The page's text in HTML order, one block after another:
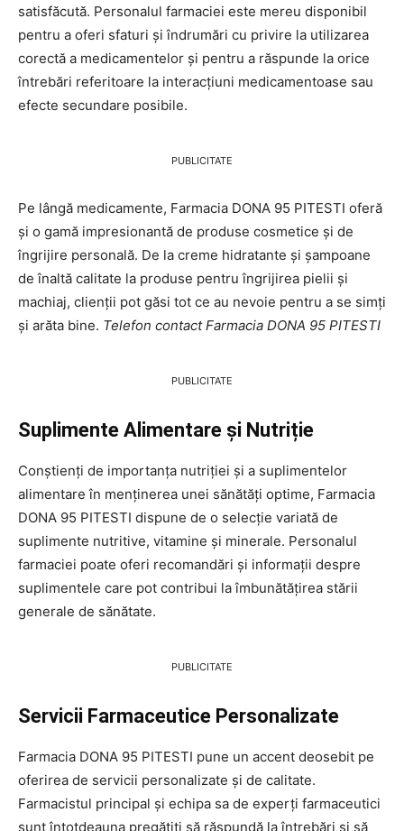
satisfăcută. Personalul farmaciei este mereu disponibil
pentru a oferi sfaturi și îndrumări cu privire la utilizarea
corectă a medicamentelor și pentru a răspunde la orice
întrebări referitoare la interacțiuni medicamentoase sau
efecte secundare posibile.
PUBLICITATE
Pe lângă medicamente, Farmacia DONA 95 PITESTI oferă
și o gamă impresionantă de produse cosmetice și de
îngrijire personală. De la creme hidratante și șampoane
de înaltă calitate la produse pentru îngrijirea pielii și
machiaj, clienții pot găsi tot ce au nevoie pentru a se simți
și arăta bine. Telefon contact Farmacia DONA 95 PITESTI
PUBLICITATE
Suplimente Alimentare și Nutriție
Conștienți de importanța nutriției și a suplimentelor
alimentare în menținerea unei sănătăți optime, Farmacia
DONA 95 PITESTI dispune de o selecție variată de
suplimente nutritive, vitamine și minerale. Personalul
farmaciei poate oferi recomandări și informații despre
suplimentele care pot contribui la îmbunătățirea stării
generale de sănătate.
PUBLICITATE
Servicii Farmaceutice Personalizate
Farmacia DONA 95 PITESTI pune un accent deosebit pe
oferirea de servicii personalizate și de calitate.
Farmacistul principal și echipa sa de experți farmaceutici
sunt întotdeauna pregătiți să răspundă la întrebări și să